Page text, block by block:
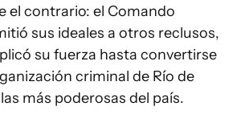
el contrario: el Comando
sus ideales a otros reclusos,
su fuerza hasta convertirse
criminal de Río de
más poderosas del país.